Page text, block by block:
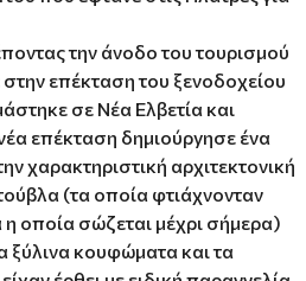
την άνοδο του τουρισμού
επέκταση του ξενοδοχείου
σε Νέα Ελβετία και
επέκταση δημιούρyησε ένα
χαρακτηριστική αρχιτεκτονική
(τα οποία φτιάχνονταν
η οποία σώζεται μέχρι σήμερα)
ξύλινα κουφώματα και τα